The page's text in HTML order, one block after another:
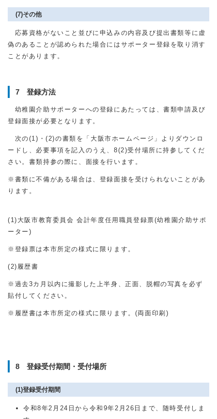
(7)その他
応募資格がないこと並びに申込みの内容及び提出書類等に虚
偽のあることが認められた場合にはサポーター登録を取り消す
ことがあります。
7 登録方法
幼稚園介助サポーターへの登録にあたっては、書類申請及び
登録面接が必要となります。
次の(1)・(2)の書類を「大阪市ホームページ」よりダウンロ
ードし、必要事項を記入のうえ、8(2)受付場所に持参してくだ
さい。書類持参の際に、面接を行います。
※書類に不備がある場合は、登録面接を受けられないことがあ
ります。
(1)大阪市教育委員会 会計年度任用職員登録票(幼稚園介助サポ
ーター)
※登録票は本市所定の様式に限ります。
(2)履歴書
※過去3カ月以内に撮影した上半身、正面、脱帽の写真を必ず
貼付してください。
※履歴書は本市所定の様式に限ります。(両面印刷)
8 登録受付期間・受付場所
(1)登録受付期間
令和8年2月24日から令和9年2月26日まで、随時受付しま